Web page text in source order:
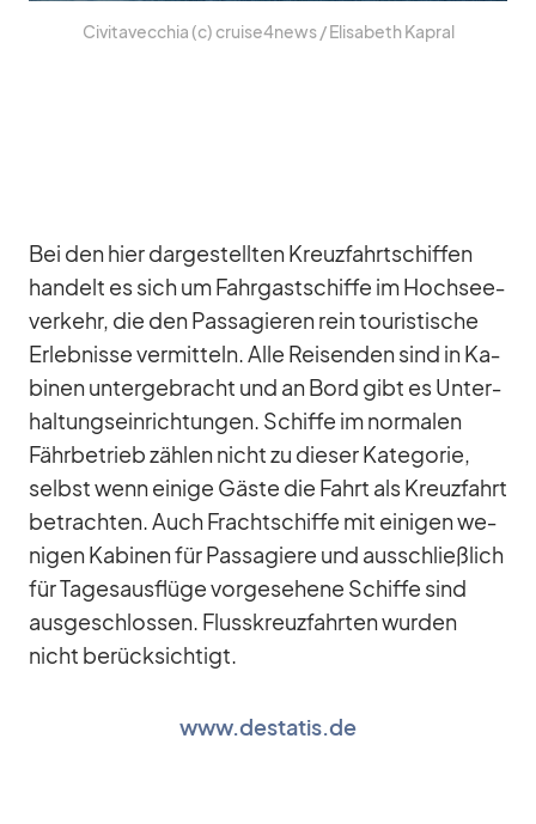
Ci­vi­ta­vec­chia (c) cruise4news /​ Eli­sa­beth Ka­pral
Bei den hier dar­ge­stell­ten Kreuz­fahrt­schif­fen
han­delt es sich um Fahr­gast­schiffe im Hoch­see­
ver­kehr, die den Pas­sa­gie­ren rein tou­ris­ti­sche
Er­leb­nisse ver­mit­teln. Alle Rei­sen­den sind in Ka­
bi­nen un­ter­ge­bracht und an Bord gibt es Un­ter­
hal­tungs­ein­rich­tun­gen. Schiffe im nor­ma­len
Fähr­be­trieb zäh­len nicht zu die­ser Ka­te­go­rie,
selbst wenn ei­nige Gäste die Fahrt als Kreuz­fahrt
be­trach­ten. Auch Fracht­schiffe mit ei­ni­gen we­
ni­gen Ka­bi­nen für Pas­sa­giere und aus­schließ­lich
für Ta­ges­aus­flüge vor­ge­se­hene Schiffe sind
aus­ge­schlos­sen. Fluss­kreuz­fahr­ten wur­den
nicht be­rück­sich­tigt.
www.destatis.de